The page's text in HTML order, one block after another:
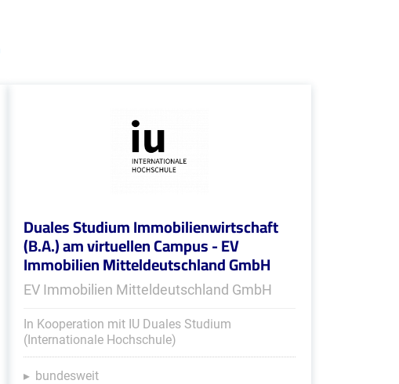
Duales Studium Immobilienwirtschaft
(B.A.) am virtuellen Campus - EV
Immobilien Mitteldeutschland GmbH
EV Immobilien Mitteldeutschland GmbH
In Kooperation mit IU Duales Studium
(Internationale Hochschule)
bundesweit